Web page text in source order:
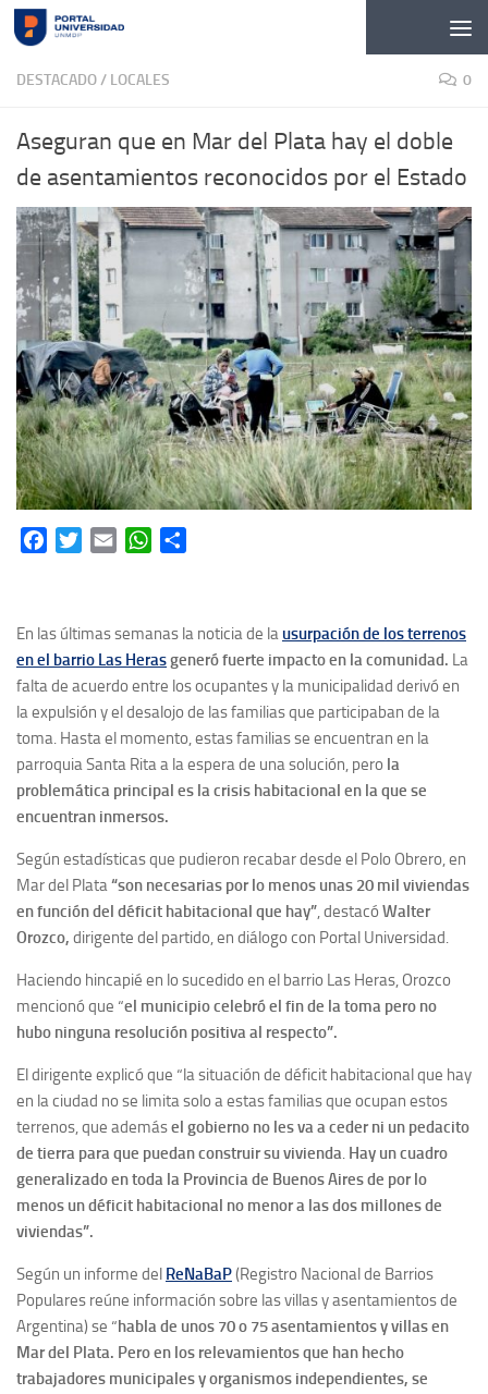
Skip to content
DESTACADO/ LOCALES 0
Aseguran que en Mar del Plata hay el doble
de asentamientos reconocidos por el Estado
FacebookTwitterEmail WhatsApp
En las últimas semanas la noticia de la usurpación de los terrenos
en el barrio Las Herasgeneró fuerte impacto en la comunidad. La
falta de acuerdo entre los ocupantes y la municipalidad derivó en
la expulsión y el desalojo de las familias que participaban de la
toma. Hasta el momento, estas familias se encuentran en la
parroquia Santa Rita a la espera de una solución, pero la
problemática principal es la crisis habitacional en la que se
encuentran inmersos.
Según estadísticas que pudieron recabar desde el Polo Obrero, en
Mar del Plata“son necesarias por lo menos unas 20 mil viviendas
en función del déficit habitacional que hay”, destacó Walter
Orozco, dirigente del partido, en diálogo con Portal Universidad.
Haciendo hincapié en lo sucedido en el barrio Las Heras, Orozco
mencionó que “el municipio celebró el fin de la toma pero no
hubo ninguna resolución positiva al respecto”.
El dirigente explicó que “la situación de déficit habitacional que hay
en la ciudad no se limita solo a estas familias que ocupan estos
terrenos, que ademásel gobierno no les va a ceder ni un pedacito
de tierra para que puedan construir su vivienda. Hay un cuadro
generalizado en toda la Provincia de Buenos Aires de por lo
menos un déficit habitacional no menor a las dos millones de
viviendas”.
Según un informe del ReNaBaP(Registro Nacional de Barrios
Populares reúne información sobre las villas y asentamientos de
Argentina) se “habla de unos 70 o 75 asentamientos y villas en
Mar del Plata. Pero en los relevamientos que han hecho
trabajadores municipales y organismos independientes, se